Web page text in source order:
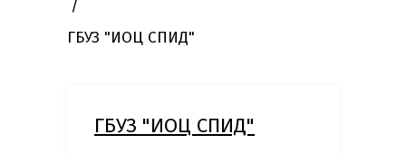
ГБУЗ "ИОЦ СПИД"
ГБУЗ "ИОЦ СПИД"